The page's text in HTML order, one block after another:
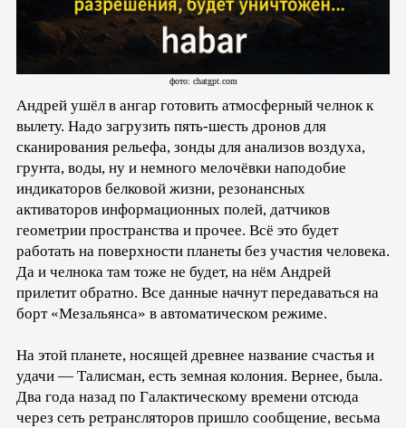
фото: chatgpt.com
Андрей ушёл в ангар готовить атмосферный челнок к
вылету. Надо загрузить пять-шесть дронов для
сканирования рельефа, зонды для анализов воздуха,
грунта, воды, ну и немного мелочёвки наподобие
индикаторов белковой жизни, резонансных
активаторов информационных полей, датчиков
геометрии пространства и прочее. Всё это будет
работать на поверхности планеты без участия человека.
Да и челнока там тоже не будет, на нём Андрей
прилетит обратно. Все данные начнут передаваться на
борт «Мезальянса» в автоматическом режиме.
На этой планете, носящей древнее название счастья и
удачи — Талисман, есть земная колония. Вернее, была.
Два года назад по Галактическому времени отсюда
через сеть ретрансляторов пришло сообщение, весьма